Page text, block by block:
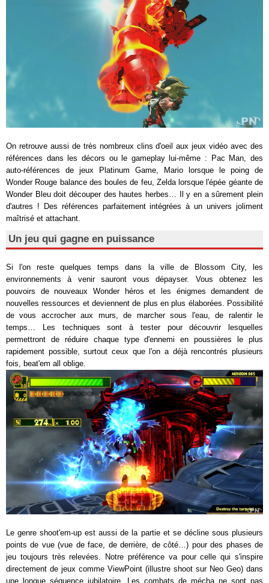
On retrouve aussi de très nombreux clins d'oeil aux jeux vidéo avec des
références dans les décors ou le gameplay lui-même : Pac Man, des
auto-références de jeux Platinum Game, Mario lorsque le poing de
Wonder Rouge balance des boules de feu, Zelda lorsque l'épée géante de
Wonder Bleu doit découper des hautes herbes… Il y en a sûrement plein
d'autres ! Des références parfaitement intégrées à un univers joliment
maîtrisé et attachant.
Un jeu qui gagne en puissance
Si l'on reste quelques temps dans la ville de Blossom City, les
environnements à venir sauront vous dépayser. Vous obtenez les
pouvoirs de nouveaux Wonder héros et les énigmes demandent de
nouvelles ressources et deviennent de plus en plus élaborées. Possibilité
de vous accrocher aux murs, de marcher sous l'eau, de ralentir le
temps… Les techniques sont à tester pour découvrir lesquelles
permettront de réduire chaque type d'ennemi en poussières le plus
rapidement possible, surtout ceux que l'on a déjà rencontrés plusieurs
fois, beat'em all oblige.
Le genre shoot'em-up est aussi de la partie et se décline sous plusieurs
points de vue (vue de face, de derrière, de côté…) pour des phases de
jeu toujours très relevées. Notre préférence va pour celle qui s'inspire
directement de jeux comme ViewPoint (illustre shoot sur Neo Geo) dans
une longue séquence jubilatoire. Les combats de mécha ne sont pas